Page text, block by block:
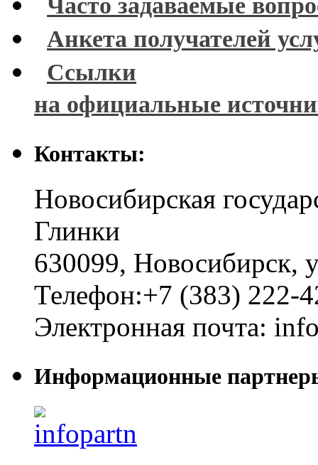
Часто задаваемые
Анкета получателей
Ссылки
на официальные
Контакты:
Новосибирская
Глинки
630099, Новосибирск,
Телефон:+7 (383) 222-
Электронная почта:
Информационные